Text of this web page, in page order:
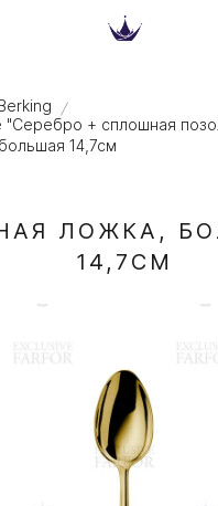
/
"Серебро + сплошная
14,7см
ЛОЖКА,
14,7СМ